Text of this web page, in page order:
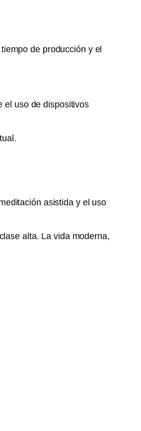
de producción y el
el uso de dispositivos
asistida y el uso
alta. La vida moderna,